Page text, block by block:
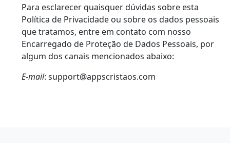
Para esclarecer quaisquer dúvidas sobre esta
Política de Privacidade ou sobre os dados pessoais
que tratamos, entre em contato com nosso
Encarregado de Proteção de Dados Pessoais, por
algum dos canais mencionados abaixo:
E-mail: support@appscristaos.com